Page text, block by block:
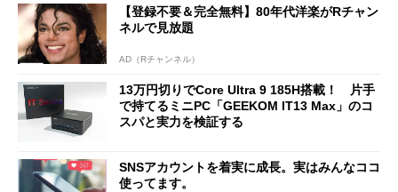
【登録不要＆完全無料】80年代洋楽がRチャン
ネルで見放題
AD（Rチャンネル）
13万円切りでCore Ultra 9 185H搭載！ 片手
で持てるミニPC「GEEKOM IT13 Max」のコ
スパと実力を検証する
SNSアカウントを着実に成長。実はみんなココ
使ってます。